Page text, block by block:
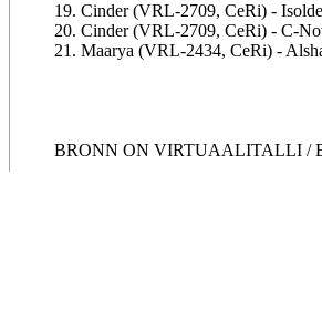
19. Cinder (VRL-2709, CeRi) -
20. Cinder (VRL-2709, CeRi) - C-
21. Maarya (VRL-2434, CeRi) -
BRONN ON VIRTUAALITALLI /